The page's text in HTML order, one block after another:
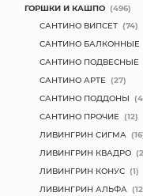
ГОРШКИ И КАШПО (496)
САНТИНО ВИПСЕТ (74)
САНТИНО БАЛКОННЫЕ
САНТИНО ПОДВЕСНЫЕ
САНТИНО АРТЕ (27)
САНТИНО ПОДДОНЫ
САНТИНО ПРОЧИЕ (12)
ЛИВИНГРИН СИГМА
ЛИВИНГРИН КВАДРО
ЛИВИНГРИН КОНУС (1)
ЛИВИНГРИН АЛЬФА